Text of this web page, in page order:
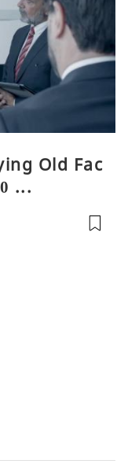
Old Fac
...